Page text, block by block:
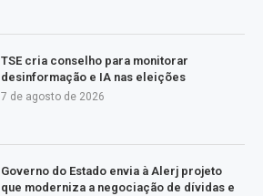
TSE cria conselho para monitorar
desinformação e IA nas eleições
7 de agosto de 2026
Governo do Estado envia à Alerj projeto
que moderniza a negociação de dívidas e